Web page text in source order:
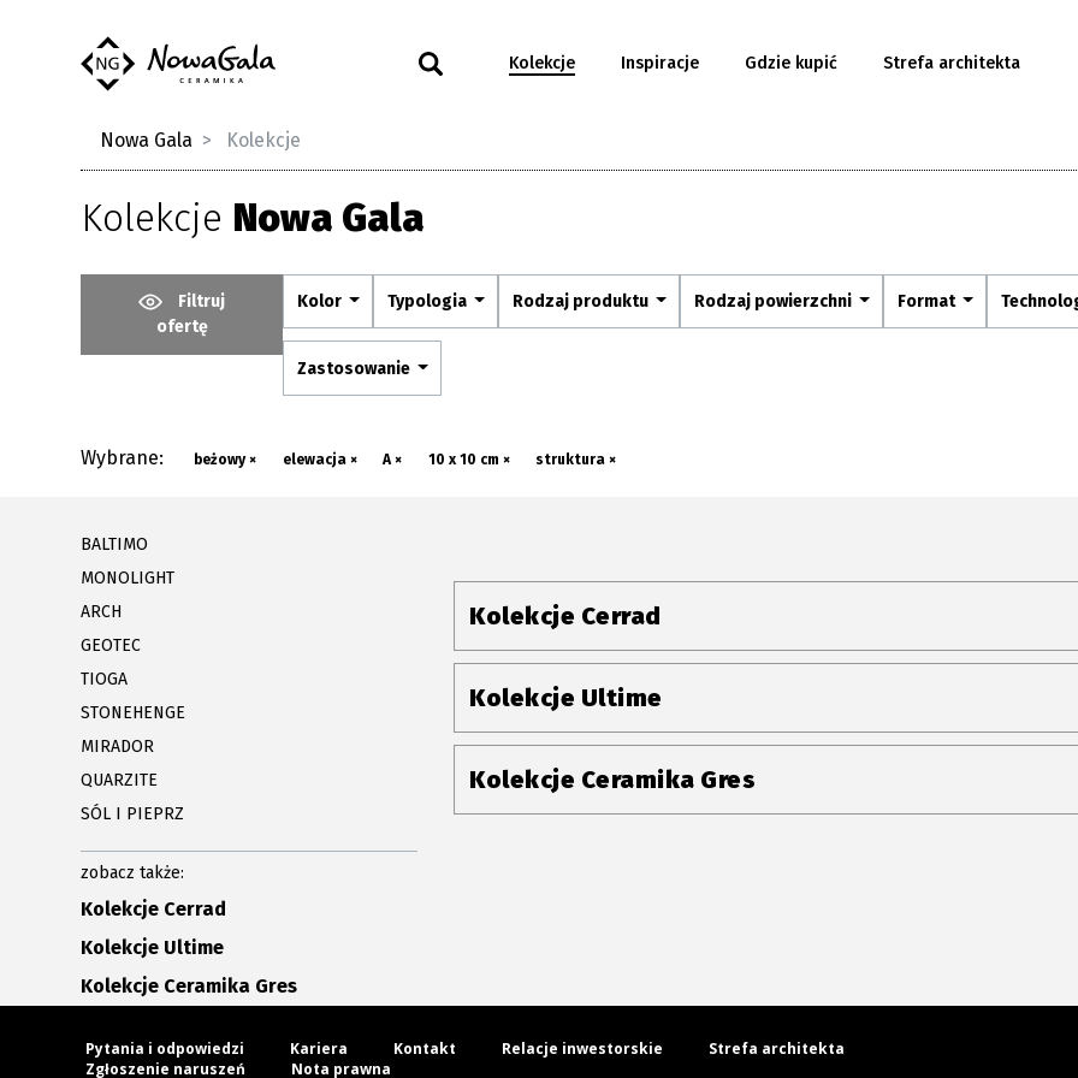
Kolekcje Inspiracje Gdzie kupić Strefa architekta
Nowa Gala Kolekcje
Kolekcje Nowa Gala
Filtruj
ofertę
Kolor Typologia Rodzaj produktu Rodzaj powierzchni Format
Zastosowanie
Wybrane: beżowy × elewacja × A × 10 x 10 cm × struktura ×
BALTIMO
MONOLIGHT
ARCH
GEOTEC
TIOGA
STONEHENGE
MIRADOR
QUARZITE
SÓL I PIEPRZ
zobacz także:
Kolekcje Cerrad
Kolekcje Ultime
Kolekcje Ceramika Gres
Kolekcje Cerrad
Kolekcje Ultime
Kolekcje Ceramika Gres
Pytania i odpowiedzi Kariera Kontakt Relacje inwestorskie
Strefa architekta
Zgłoszenie naruszeń
Nota prawna